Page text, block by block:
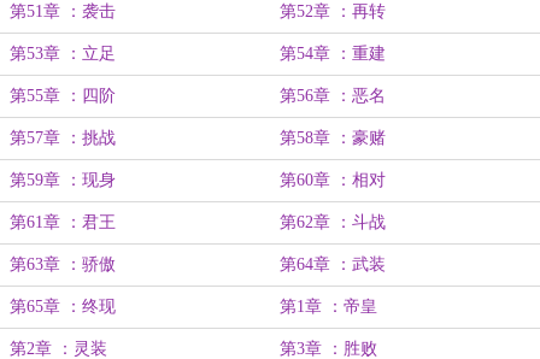
第51章 ：袭击 第52章 ：再转
第53章 ：立足 第54章 ：重建
第55章 ：四阶 第56章 ：恶名
第57章 ：挑战 第58章 ：豪赌
第59章 ：现身 第60章 ：相对
第61章 ：君王 第62章 ：斗战
第63章 ：骄傲 第64章 ：武装
第65章 ：终现 第1章 ：帝皇
第2章 ：灵装 第3章 ：胜败